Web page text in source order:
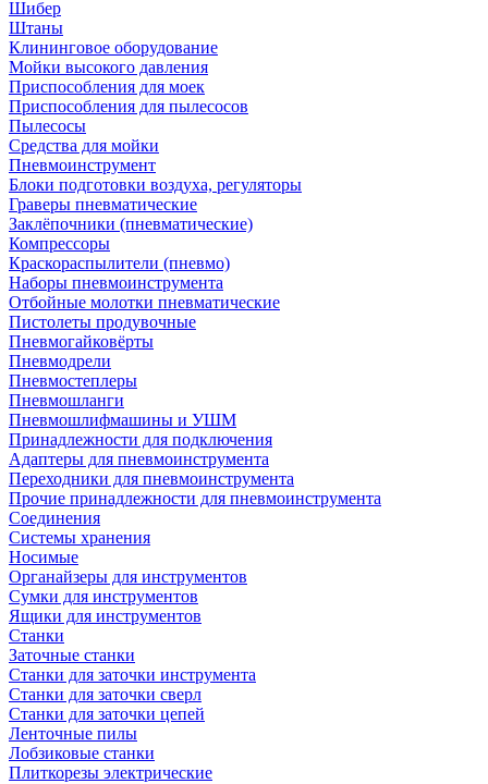
Шибер
Штаны
Клининговое оборудование
Мойки высокого давления
Приспособления для моек
Приспособления для пылесосов
Пылесосы
Средства для мойки
Пневмоинструмент
Блоки подготовки воздуха, регуляторы
Граверы пневматические
Заклёпочники (пневматические)
Компрессоры
Краскораспылители (пневмо)
Наборы пневмоинструмента
Отбойные молотки пневматические
Пистолеты продувочные
Пневмогайковёрты
Пневмодрели
Пневмостеплеры
Пневмошланги
Пневмошлифмашины и УШМ
Принадлежности для подключения
Адаптеры для пневмоинструмента
Переходники для пневмоинструмента
Прочие принадлежности для пневмоинструмента
Соединения
Системы хранения
Носимые
Органайзеры для инструментов
Сумки для инструментов
Ящики для инструментов
Станки
Заточные станки
Станки для заточки инструмента
Станки для заточки сверл
Станки для заточки цепей
Ленточные пилы
Лобзиковые станки
Плиткорезы электрические